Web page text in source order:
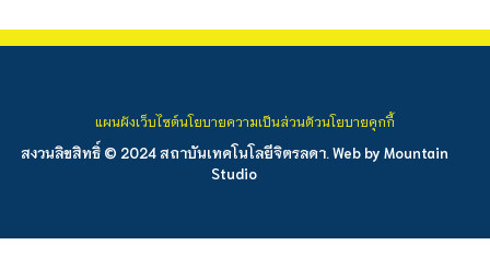
สงวนลิขสิทธิ์ © 2024 สถาบันเทคโนโลยีจิตรลดา. Web by Mountain
Studio
แผนผังเว็บไซต์นโยบายความเป็นส่วนตัวนโยบายคุกกี้